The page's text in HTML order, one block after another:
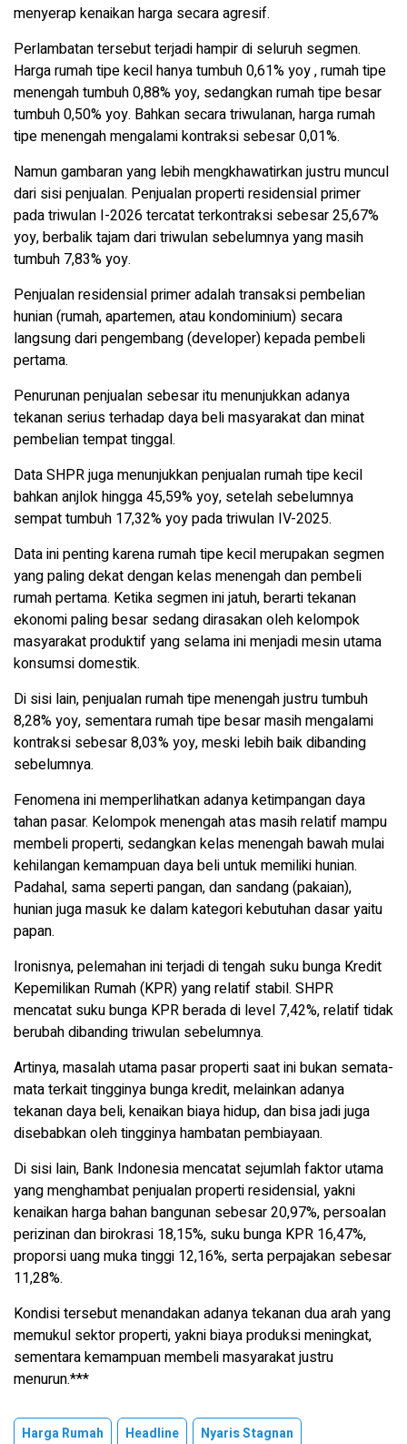
menyerap kenaikan harga secara agresif.
Perlambatan tersebut terjadi hampir di seluruh segmen.
Harga rumah tipe kecil hanya tumbuh 0,61% yoy , rumah tipe
menengah tumbuh 0,88% yoy, sedangkan rumah tipe besar
tumbuh 0,50% yoy. Bahkan secara triwulanan, harga rumah
tipe menengah mengalami kontraksi sebesar 0,01%.
Namun gambaran yang lebih mengkhawatirkan justru muncul
dari sisi penjualan. Penjualan properti residensial primer
pada triwulan I-2026 tercatat terkontraksi sebesar 25,67%
yoy, berbalik tajam dari triwulan sebelumnya yang masih
tumbuh 7,83% yoy.
Penjualan residensial primer adalah transaksi pembelian
hunian (rumah, apartemen, atau kondominium) secara
langsung dari pengembang (developer) kepada pembeli
pertama.
Penurunan penjualan sebesar itu menunjukkan adanya
tekanan serius terhadap daya beli masyarakat dan minat
pembelian tempat tinggal.
Data SHPR juga menunjukkan penjualan rumah tipe kecil
bahkan anjlok hingga 45,59% yoy, setelah sebelumnya
sempat tumbuh 17,32% yoy pada triwulan IV-2025.
Data ini penting karena rumah tipe kecil merupakan segmen
yang paling dekat dengan kelas menengah dan pembeli
rumah pertama. Ketika segmen ini jatuh, berarti tekanan
ekonomi paling besar sedang dirasakan oleh kelompok
masyarakat produktif yang selama ini menjadi mesin utama
konsumsi domestik.
Di sisi lain, penjualan rumah tipe menengah justru tumbuh
8,28% yoy, sementara rumah tipe besar masih mengalami
kontraksi sebesar 8,03% yoy, meski lebih baik dibanding
sebelumnya.
Fenomena ini memperlihatkan adanya ketimpangan daya
tahan pasar. Kelompok menengah atas masih relatif mampu
membeli properti, sedangkan kelas menengah bawah mulai
kehilangan kemampuan daya beli untuk memiliki hunian.
Padahal, sama seperti pangan, dan sandang (pakaian),
hunian juga masuk ke dalam kategori kebutuhan dasar yaitu
papan.
Ironisnya, pelemahan ini terjadi di tengah suku bunga Kredit
Kepemilikan Rumah (KPR) yang relatif stabil. SHPR
mencatat suku bunga KPR berada di level 7,42%, relatif tidak
berubah dibanding triwulan sebelumnya.
Artinya, masalah utama pasar properti saat ini bukan semata-
mata terkait tingginya bunga kredit, melainkan adanya
tekanan daya beli, kenaikan biaya hidup, dan bisa jadi juga
disebabkan oleh tingginya hambatan pembiayaan.
Di sisi lain, Bank Indonesia mencatat sejumlah faktor utama
yang menghambat penjualan properti residensial, yakni
kenaikan harga bahan bangunan sebesar 20,97%, persoalan
perizinan dan birokrasi 18,15%, suku bunga KPR 16,47%,
proporsi uang muka tinggi 12,16%, serta perpajakan sebesar
11,28%.
Kondisi tersebut menandakan adanya tekanan dua arah yang
memukul sektor properti, yakni biaya produksi meningkat,
sementara kemampuan membeli masyarakat justru
menurun.***
Harga Rumah Headline
Nyaris Stagnan